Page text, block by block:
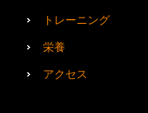
トレーニング
栄養
アクセス